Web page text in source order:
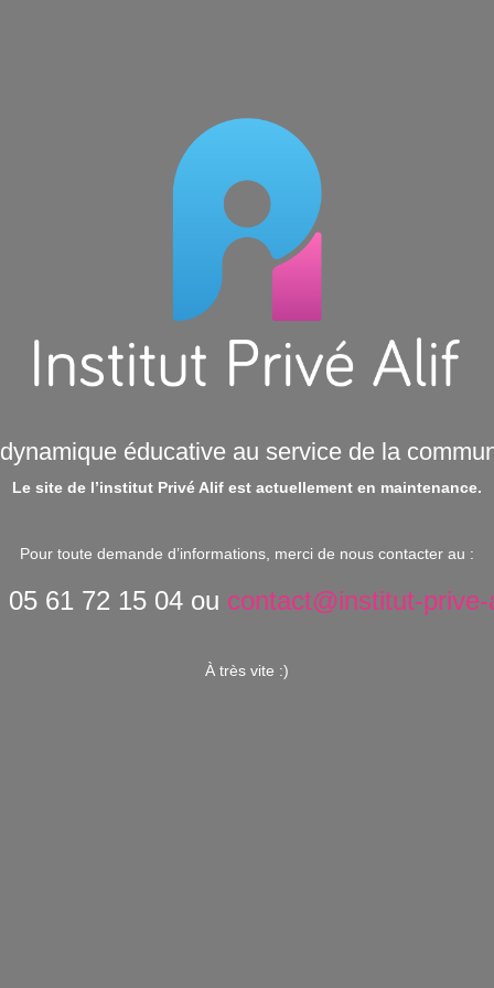
éducative au service de la
Le site de l’institut Privé Alif est actuellement en maintenance.
Pour toute demande d’informations, merci de nous contacter au :
05 61 72 15 04 ou contact@institut-
À très vite :)